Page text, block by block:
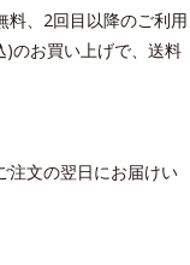
料、2回目以降のご利用
のお買い上げで、送料
注文の翌日にお届けい